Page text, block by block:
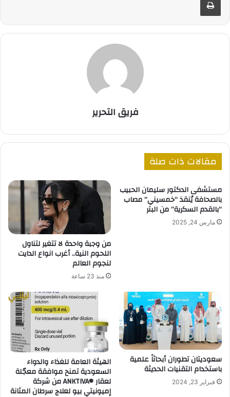
فريق التحرير
مقالات ذات صلة
مستشفى الدكتور سليمان الحبيب
بالصحافة يُنقذ “خمسيني” مصاب
“بالقدم السكرية” من البتر
مارس 24, 2025
من وجبة واحدة لا تتغير لتناول
اللحوم النية.. أغرب انواع الدايت
لنجوم العالم
منذ 23 ساعة
سعوديتان تطوران أبحاثاً علمية
باستخدام التقنيات الحديثة
فبراير 23, 2024
الهيئة العامة للغذاء والدواء
السعودية تمنح موافقة معجّلة
لعقار ®️ANKTIVA من شركة
إميونيتي بيو لعلاج سرطان المثانة